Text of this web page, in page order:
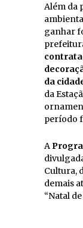
Além da
ganhar
da
da
período
A
Cultura,
demais
“Natal